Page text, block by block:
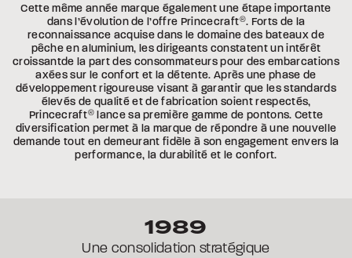
Cette même année marque également une étape importante
dans l’évolution de l’offre Princecraft®. Forts de la
reconnaissance acquise dans le domaine des bateaux de
pêche en aluminium, les dirigeants constatent un intérêt
croissantde la part des consommateurs pour des embarcations
axées sur le confort et la détente. Après une phase de
développement rigoureuse visant à garantir que les standards
élevés de qualité et de fabrication soient respectés,
Princecraft®lance sa première gamme de pontons. Cette
diversification permet à la marque de répondre à une nouvelle
demande tout en demeurant fidèle à son engagement envers la
performance, la durabilité et le confort.
1989
Une consolidation stratégique